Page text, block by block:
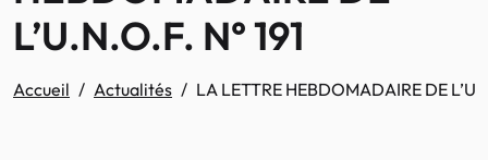
L’U.N.O.F. N° 191
Accueil Actualités LA LETTRE HEBDOMADAIRE DE